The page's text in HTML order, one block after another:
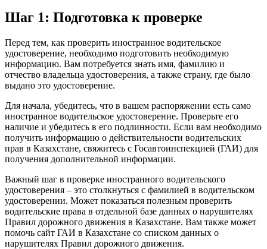
Шаг 1: Подготовка к проверке
Перед тем, как проверить иностранное водительское
удостоверение, необходимо подготовить необходимую
информацию. Вам потребуется знать имя, фамилию и
отчество владельца удостоверения, а также страну, где было
выдано это удостоверение.
Для начала, убедитесь, что в вашем распоряжении есть само
иностранное водительское удостоверение. Проверьте его
наличие и убедитесь в его подлинности. Если вам необходимо
получить информацию о действительности водительских
прав в Казахстане, свяжитесь с Госавтоинспекцией (ГАИ) для
получения дополнительной информации.
Важный шаг в проверке иностранного водительского
удостоверения – это столкнуться с фамилией в водительском
удостоверении. Может показаться полезным проверить
водительские права в отдельной базе данных о нарушителях
Правил дорожного движения в Казахстане. Вам также может
помочь сайт ГАИ в Казахстане со списком данных о
нарушителях Правил дорожного движения.